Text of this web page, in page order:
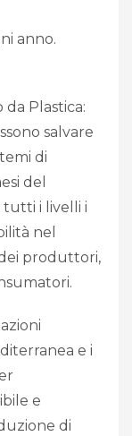
anno.
Plastica:
salvare
di
del
tutti i livelli i
nel
produttori,
e i
e
di